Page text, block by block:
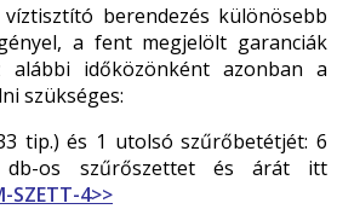
berendezés különösebb
a fent megjelölt garanciák
alábbi időközönként azonban a
szükséges:
tip.) és 1 utolsó szűrőbetétjét: 6
os szűrőszettet és árát itt
SZETT-4>>